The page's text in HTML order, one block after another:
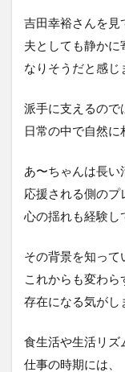
吉田幸裕さんを見
夫としても静かに
なりそうだと感じ
派手に支えるので
日常の中で自然に
あ〜ちゃんは長い
応援される側のプ
心の揺れも経験し
その背景を知って
これからも変わ
存在になる気がし
食生活や生活リズ
仕事の時期には、